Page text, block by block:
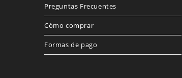
Preguntas Frecuentes
Cómo comprar
Formas de pago